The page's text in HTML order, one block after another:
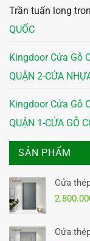
Trần tuấn long
QUỐC
Kingdoor Cửa Gỗ
QUẬN 2-CỬA
Kingdoor Cửa Gỗ
QUẬN 1-CỬA GỖ
SẢN PHẨM
Cửa
Cửa